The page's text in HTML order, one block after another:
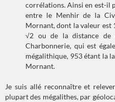
corrélations. Ainsi en est-il
entre le Menhir de la
Mornant, dont la valeur est
√2 ou de la distance
Charbonnerie, qui est
mégalithique, 953 étant la
Mornant.
Je suis allé reconnaître et
plupart des mégalithes, par